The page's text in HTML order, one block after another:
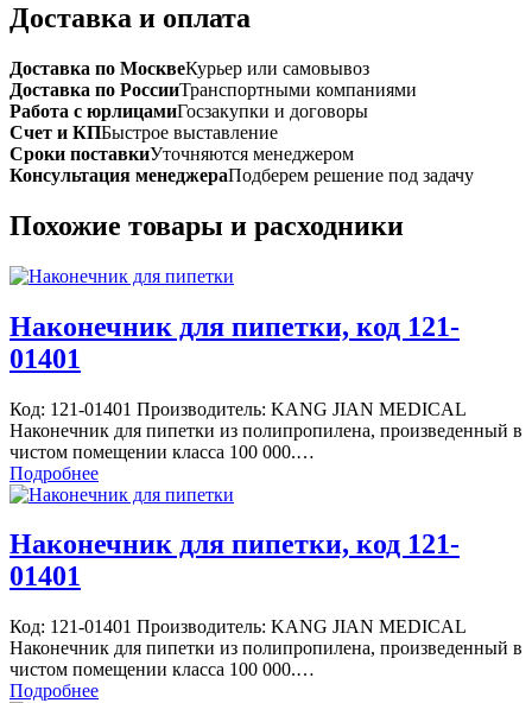
Доставка и оплата
Доставка по МосквеКурьер или самовывоз
Доставка по РоссииТранспортными компаниями
Работа с юрлицамиГосзакупки и договоры
Счет и КПБыстрое выставление
Сроки поставкиУточняются менеджером
Консультация менеджераПодберем решение под задачу
Похожие товары и расходники
Наконечник для пипетки, код 121-
01401
Код: 121-01401 Производитель: KANG JIAN MEDICAL
Наконечник для пипетки из полипропилена, произведенный в
чистом помещении класса 100 000.…
Подробнее
Наконечник для пипетки, код 121-
01401
Код: 121-01401 Производитель: KANG JIAN MEDICAL
Наконечник для пипетки из полипропилена, произведенный в
чистом помещении класса 100 000.…
Подробнее